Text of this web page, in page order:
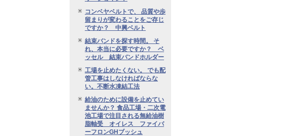
コンベヤベルトで、 品質や歩
留まりが変わることをご存じ
ですか？ 中興ベルト
結束バンドを探す時間。 そ
れ、本当に必要ですか？ ベ
ッセル 結束バンドホルダー
工場を止めたくない。 でも配
管工事はしなければならな
い。不断水凍結工法
給油のために設備を止めてい
ませんか？ 食品工場・二次電
池工場で注目される無給油樹
脂軸受 オイレス ファイバ
ーフロンGHブッシュ